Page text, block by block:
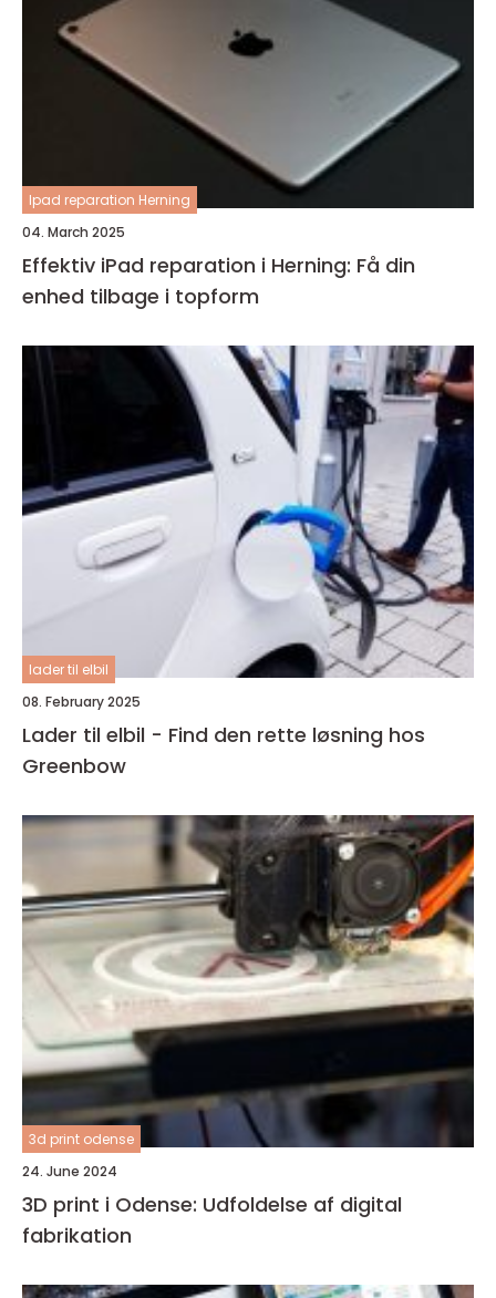
Ipad reparation Herning
04. March 2025
Effektiv iPad reparation i Herning: Få din
enhed tilbage i topform
lader til elbil
08. February 2025
Lader til elbil - Find den rette løsning hos
Greenbow
3d print odense
24. June 2024
3D print i Odense: Udfoldelse af digital
fabrikation